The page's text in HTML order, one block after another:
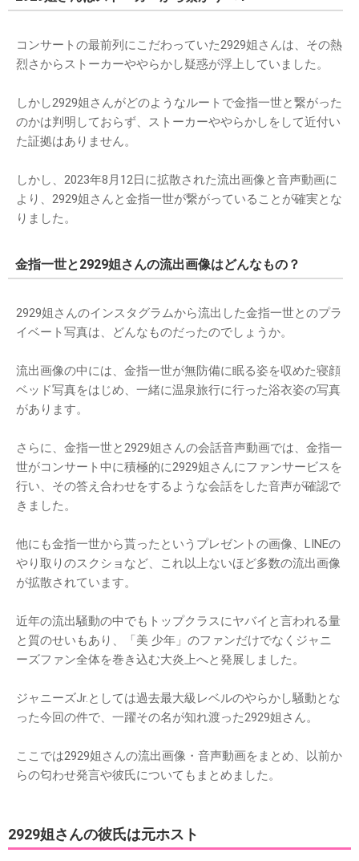
コンサートの最前列にこだわっていた2929姐さんは、その熱
烈さからストーカーややらかし疑惑が浮上していました。
しかし2929姐さんがどのようなルートで金指一世と繋がった
のかは判明しておらず、ストーカーややらかしをして近付い
た証拠はありません。
しかし、2023年8月12日に拡散された流出画像と音声動画に
より、2929姐さんと金指一世が繋がっていることが確実とな
りました。
金指一世と2929姐さんの流出画像はどんなもの？
2929姐さんのインスタグラムから流出した金指一世とのプラ
イベート写真は、どんなものだったのでしょうか。
流出画像の中には、金指一世が無防備に眠る姿を収めた寝顔
ベッド写真をはじめ、一緒に温泉旅行に行った浴衣姿の写真
があります。
さらに、金指一世と2929姐さんの会話音声動画では、金指一
世がコンサート中に積極的に2929姐さんにファンサービスを
行い、その答え合わせをするような会話をした音声が確認で
きました。
他にも金指一世から貰ったというプレゼントの画像、LINEの
やり取りのスクショなど、これ以上ないほど多数の流出画像
が拡散されています。
近年の流出騒動の中でもトップクラスにヤバイと言われる量
と質のせいもあり、「美 少年」のファンだけでなくジャニ
ーズファン全体を巻き込む大炎上へと発展しました。
ジャニーズJr.としては過去最大級レベルのやらかし騒動とな
った今回の件で、一躍その名が知れ渡った2929姐さん。
ここでは2929姐さんの流出画像・音声動画をまとめ、以前か
らの匂わせ発言や彼氏についてもまとめました。
2929姐さんの彼氏は元ホスト